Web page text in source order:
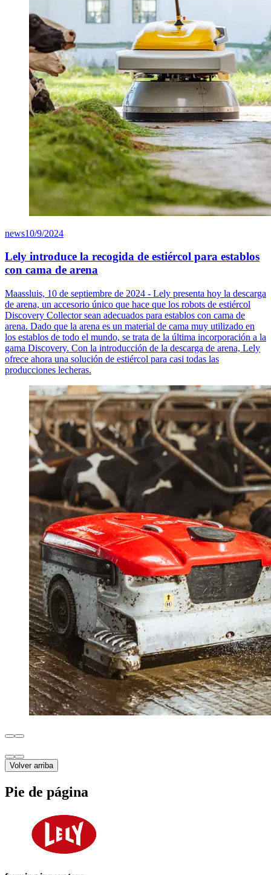
news10/9/2024
Lely introduce la recogida de estiércol para establos
con cama de arena
Maassluis, 10 de septiembre de 2024 - Lely presenta hoy la descarga
de arena, un accesorio único que hace que los robots de estiércol
Discovery Collector sean adecuados para establos con cama de
arena. Dado que la arena es un material de cama muy utilizado en
los establos de todo el mundo, se trata de la última incorporación a la
gama Discovery. Con la introducción de la descarga de arena, Lely
ofrece ahora una solución de estiércol para casi todas las
producciones lecheras.
Volver arriba
Pie de página